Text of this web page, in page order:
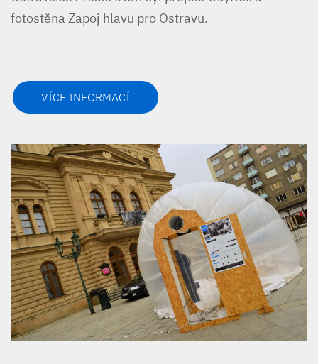
fotostěna Zapoj hlavu pro Ostravu.
VÍCE INFORMACÍ